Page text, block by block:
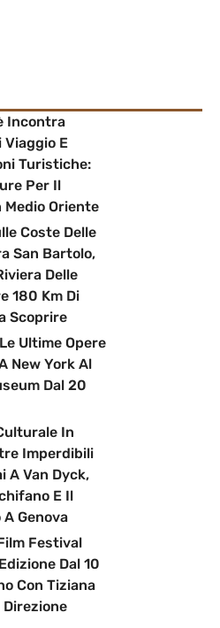
Incontra
Viaggio E
Turistiche:
Per Il
Medio Oriente
Coste Delle
San Bartolo,
Delle
180 Km Di
Scoprire
Ultime Opere
New York Al
Dal 20
In
Imperdibili
A Van Dyck,
E Il
Genova
Festival
Dal 10
Con Tiziana
Direzione